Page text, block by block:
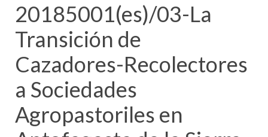
20185001(es)/03-La
Transición de
Cazadores-Recolectores
a Sociedades
Agropastoriles en